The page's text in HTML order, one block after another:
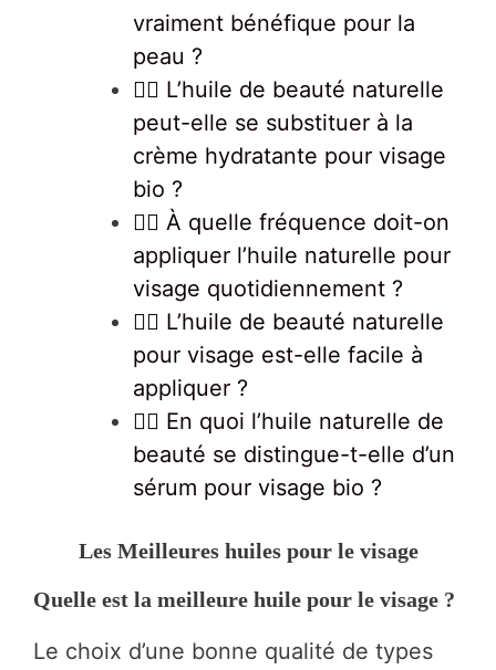
vraiment bénéfique pour la
peau ?
💆‍♀️ L’huile de beauté naturelle
peut-elle se substituer à la
crème hydratante pour visage
bio ?
💆‍♀️ À quelle fréquence doit-on
appliquer l’huile naturelle pour
visage quotidiennement ?
💆‍♀️ L’huile de beauté naturelle
pour visage est-elle facile à
appliquer ?
💆‍♀️ En quoi l’huile naturelle de
beauté se distingue-t-elle d’un
sérum pour visage bio ?
Les Meilleures huiles pour le visage
Quelle est la meilleure huile pour le visage ?
Le choix d’une bonne qualité de types